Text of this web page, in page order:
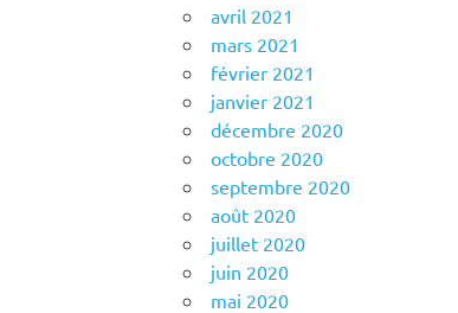
avril 2021
mars 2021
février 2021
janvier 2021
décembre 2020
octobre 2020
septembre 2020
août 2020
juillet 2020
juin 2020
mai 2020